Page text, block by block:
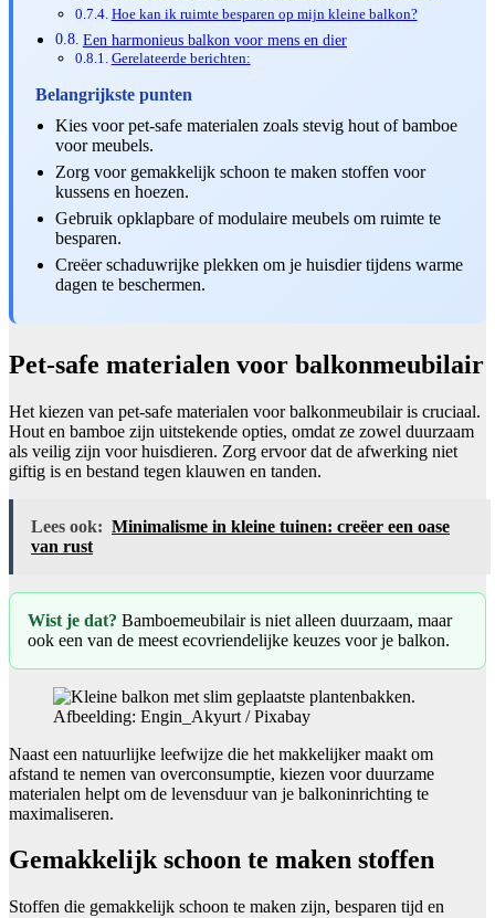
Hoe kan ik ruimte besparen op mijn kleine balkon?
Een harmonieus balkon voor mens en dier
Gerelateerde berichten:
Belangrijkste punten
Kies voor pet-safe materialen zoals stevig hout of bamboe
voor meubels.
Zorg voor gemakkelijk schoon te maken stoffen voor
kussens en hoezen.
Gebruik opklapbare of modulaire meubels om ruimte te
besparen.
Creëer schaduwrijke plekken om je huisdier tijdens warme
dagen te beschermen.
Pet-safe materialen voor balkonmeubilair
Het kiezen van pet-safe materialen voor balkonmeubilair is cruciaal.
Hout en bamboe zijn uitstekende opties, omdat ze zowel duurzaam
als veilig zijn voor huisdieren. Zorg ervoor dat de afwerking niet
giftig is en bestand tegen klauwen en tanden.
Lees ook: Minimalisme in kleine tuinen: creëer een oase
van rust
Wist je dat? Bamboemeubilair is niet alleen duurzaam, maar
ook een van de meest ecovriendelijke keuzes voor je balkon.
Afbeelding: Engin_Akyurt / Pixabay
Naast een natuurlijke leefwijze die het makkelijker maakt om
afstand te nemen van overconsumptie, kiezen voor duurzame
materialen helpt om de levensduur van je balkoninrichting te
maximaliseren.
Gemakkelijk schoon te maken stoffen
Stoffen die gemakkelijk schoon te maken zijn, besparen tijd en